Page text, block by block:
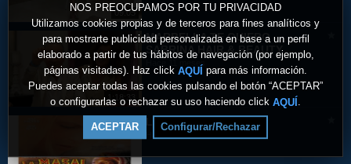
NOS PREOCUPAMOS POR TU PRIVACIDAD
Utilizamos cookies propias y de terceros para fines analíticos y
para mostrarte publicidad personalizada en base a un perfil
elaborado a partir de tus hábitos de navegación (por ejemplo,
páginas visitadas). Haz click AQUÍ para más información.
Puedes aceptar todas las cookies pulsando el botón “ACEPTAR”
o configurarlas o rechazar su uso haciendo click AQUÍ .
ACEPTAR Configurar/Rechazar
09:05
MARBELLA TE QUIERO -
SABRINA HAIR & BEAUTY
Hace 11 meses
La Masai Blanca
Hace 11 meses